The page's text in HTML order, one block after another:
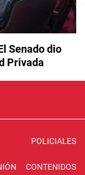
Senado dio
Privada
POLICIALES
CONTENIDOS